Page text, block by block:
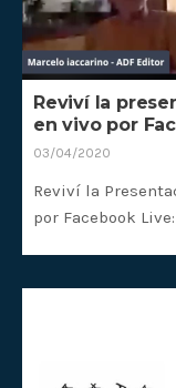
Reviví la
en vivo por
03/04/2020
Reviví la
por Facebook Live: